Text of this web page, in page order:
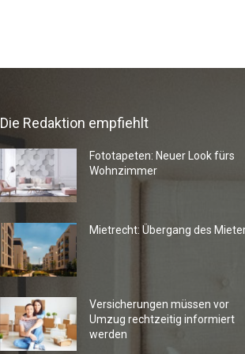
Die Redaktion empfiehlt
Fototapeten: Neuer Look fürs
Wohnzimmer
Mietrecht: Übergang des
Versicherungen müssen vor
Umzug rechtzeitig informiert
werden